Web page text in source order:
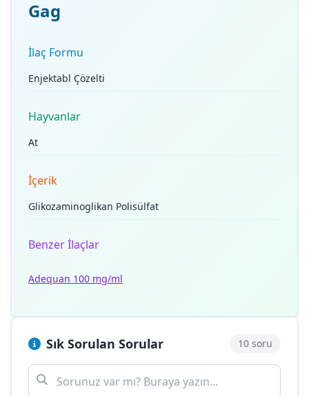
Gag
İlaç Formu
Enjektabl Çözelti
Hayvanlar
At
İçerik
Glikozaminoglikan Polisülfat
Benzer İlaçlar
Adequan 100 mg/ml
Sık Sorulan Sorular 10 soru